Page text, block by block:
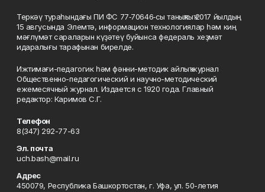
Теркәү тураһындағы ПИ ФС 77‑70646‑сы таныҡлыҡ 2017 йылдың
15 авгусында Элемтә, информацион технологиялар һәм киң
мәғлүмәт сараларын күҙәтеү буйынса федераль хеҙмәт
идаралығы тарафынан бирелде.
Ижтимағи-педагогик һәм фәнни-методик айлыҡ журнал
Общественно-педагогический и научно-методический
ежемесячный журнал. Издается с 1920 года. Главный
редактор: Каримов С.Г.
Телефон
8(347) 292-77-63
Эл. почта
uch.bash@mail.ru
Адрес
450079, Республика Башкортостан, г. Уфа, ул. 50-летия